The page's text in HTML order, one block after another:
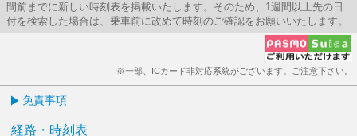
間前までに新しい時刻表を掲載いたします。そのため、1週間以上先の日
付を検索した場合は、乗車前に改めて時刻のご確認をお願いいたします。
※一部、ICカード非対応系統がございます。ご注意下さい。
免責事項
経路・時刻表